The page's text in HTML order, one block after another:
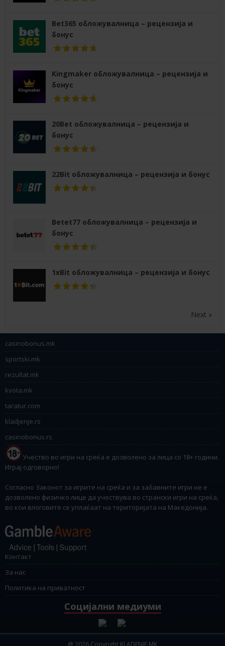
Bet365 обложувалница – рецензија и
бонус
Kingmaker обложувалница – рецензија и
бонус
20Bet обложувалница – рецензија и
бонус
22Bit обложувалница – рецензија и бонус
Betet77 обложувалница – рецензија и
бонус
1xBit обложувалница – рецензија и бонус
Next »
casinobonus.mk
sportski.mk
rezultat.mk
kvota.mk
taratur.com
kladjenje.rs
casinobonus.rs
Учество во игри на среќа е дозволено за лица со 18+ години.
Играј одговорно!
Согласно Законот за игрите на среќа и за забавните игри не е
дозволено физичко лице да учествува во странски игри на среќа,
во кои влоговите се уплаќаат на територијата на Македонија.
Контакт
За нас
Политика на приватност
Социјални медиуми
@ 2026 Copyright KLADENJE.MK